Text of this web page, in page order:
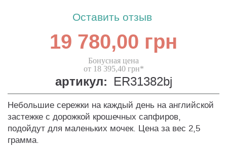
Оставить отзыв
19 780,00 грн
Бонусная цена
от 18 395,40 грн*
артикул: ER31382bj
Небольшие сережки на каждый день на английской
застежке с дорожкой крошечных сапфиров,
подойдут для маленьких мочек. Цена за вес 2,5
грамма.